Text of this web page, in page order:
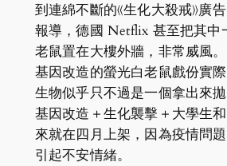
到連綿不斷的《生化大殺戒》廣
報導，德國 Netflix 甚至把其中
老鼠置在大樓外牆，非常威風
基因改造的螢光白老鼠戲份實
生物似乎只不過是一個拿出來拋
基因改造＋生化襲擊＋大學生
來就在四月上架，因為疫情問
引起不安情緒。